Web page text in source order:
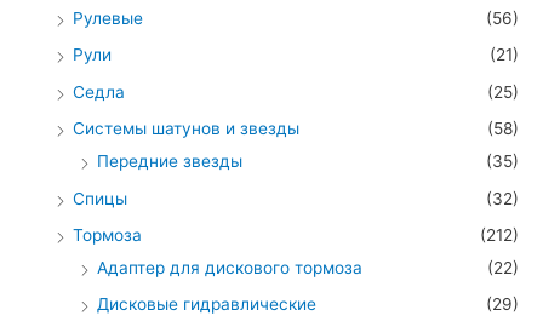
Рулевые
(56)
Рули
(21)
Седла
(25)
Системы шатунов и звезды
(58)
Передние звезды
(35)
Спицы
(32)
Тормоза
(212)
Адаптер для дискового тормоза
(22)
Дисковые гидравлические
(29)